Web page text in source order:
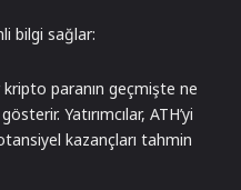
bilgi sağlar:
kripto paranın geçmişte ne
Yatırımcılar, ATH’yi
kazançları tahmin